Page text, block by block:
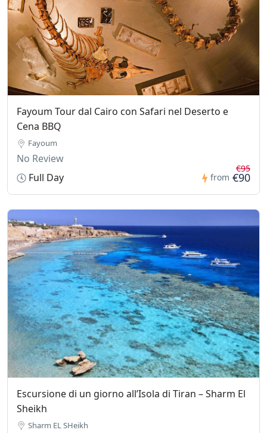
Fayoum Tour dal Cairo con Safari nel Deserto e
Cena BBQ
Fayoum
No Review
Full Day
from
€95
€90
Escursione di un giorno all’Isola di Tiran – Sharm El
Sheikh
Sharm EL SHeikh